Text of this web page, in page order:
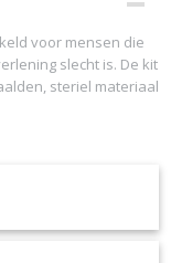
voor mensen die
slecht is. De kit
steriel materiaal